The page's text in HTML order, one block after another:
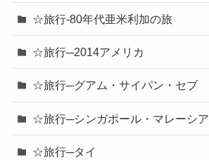
☆旅行-80年代亜米利加の旅
☆旅行─2014アメリカ
☆旅行─グアム・サイパン・セブ
☆旅行─シンガポール・マレーシア
☆旅行─タイ